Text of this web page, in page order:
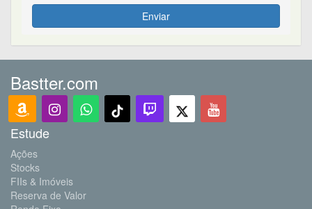
Enviar
Bastter.com
Estude
Ações
Stocks
FIIs & Imóveis
Reserva de Valor